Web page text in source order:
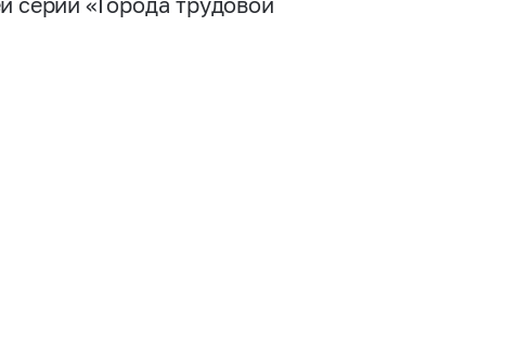
серии «Города трудовой